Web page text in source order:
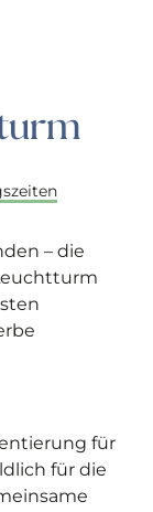
– die
für
für die